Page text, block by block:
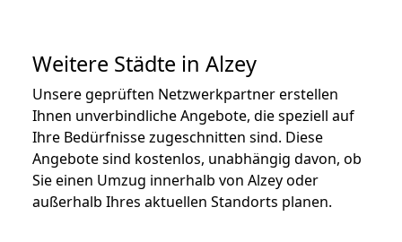
Weitere Städte in Alzey
Unsere geprüften Netzwerkpartner erstellen
Ihnen unverbindliche Angebote, die speziell auf
Ihre Bedürfnisse zugeschnitten sind. Diese
Angebote sind kostenlos, unabhängig davon, ob
Sie einen Umzug innerhalb von Alzey oder
außerhalb Ihres aktuellen Standorts planen.